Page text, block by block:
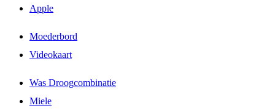
Apple
Moederbord
Videokaart
Was Droogcombinatie
Miele